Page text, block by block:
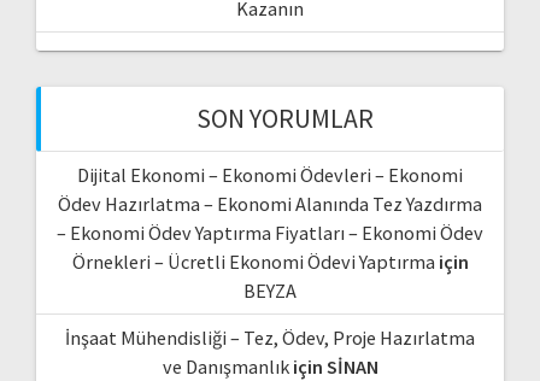
Kazanın
SON YORUMLAR
Dijital Ekonomi – Ekonomi Ödevleri – Ekonomi
Ödev Hazırlatma – Ekonomi Alanında Tez Yazdırma
– Ekonomi Ödev Yaptırma Fiyatları – Ekonomi Ödev
Örnekleri – Ücretli Ekonomi Ödevi Yaptırma için
BEYZA
İnşaat Mühendisliği – Tez, Ödev, Proje Hazırlatma
ve Danışmanlıkiçin SİNAN